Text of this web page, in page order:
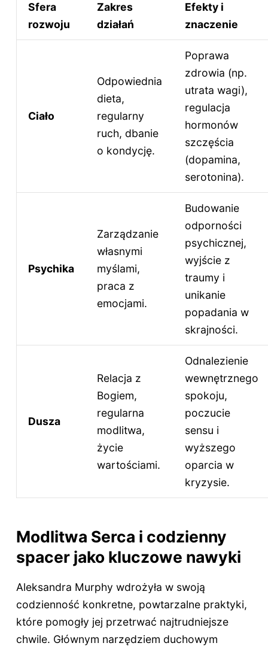
Sfera
rozwoju
Zakres
działań
Efekty i
znaczenie
Ciało
Odpowiednia
dieta,
regularny
ruch, dbanie
o kondycję.
Poprawa
zdrowia (np.
utrata wagi),
regulacja
hormonów
szczęścia
(dopamina,
serotonina).
Psychika
Zarządzanie
własnymi
myślami,
praca z
emocjami.
Budowanie
odporności
psychicznej,
wyjście z
traumy i
unikanie
popadania w
skrajności.
Dusza
Relacja z
Bogiem,
regularna
modlitwa,
życie
wartościami.
Odnalezienie
wewnętrznego
spokoju,
poczucie
sensu i
wyższego
oparcia w
kryzysie.
Modlitwa Serca i codzienny
spacer jako kluczowe nawyki
Aleksandra Murphy wdrożyła w swoją
codzienność konkretne, powtarzalne praktyki,
które pomogły jej przetrwać najtrudniejsze
chwile. Głównym narzędziem duchowym